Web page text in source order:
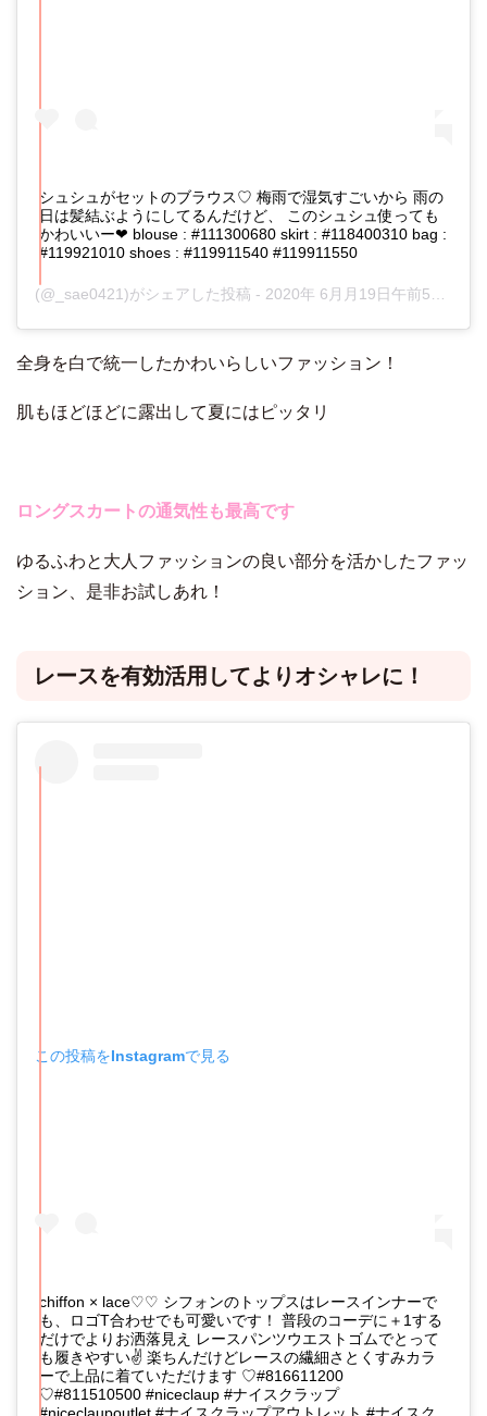
シュシュがセットのブラウス♡ 梅雨で湿気すごいから 雨の
日は髪結ぶようにしてるんだけど、 このシュシュ使っても
かわいいー❤︎ blouse : #111300680 skirt : #118400310 bag :
#119921010 shoes : #119911540 #119911550
(@_sae0421)がシェアした投稿 - 2020年 6月月19日午前5時18分PDT
全身を白で統一したかわいらしいファッション！
肌もほどほどに露出して夏にはピッタリ
ロングスカートの通気性も最高です
ゆるふわと大人ファッションの良い部分を活かしたファッ
ション、是非お試しあれ！
レースを有効活用してよりオシャレに！
この投稿をInstagramで見る
chiffon × lace♡♡ シフォンのトップスはレースインナーで
も、ロゴT合わせでも可愛いです！ 普段のコーデに＋1する
だけでよりお洒落見え レースパンツウエストゴムでとって
も履きやすい✌ 楽ちんだけどレースの繊細さとくすみカラ
ーで上品に着ていただけます ♡#816611200
♡#811510500 #niceclaup #ナイスクラップ